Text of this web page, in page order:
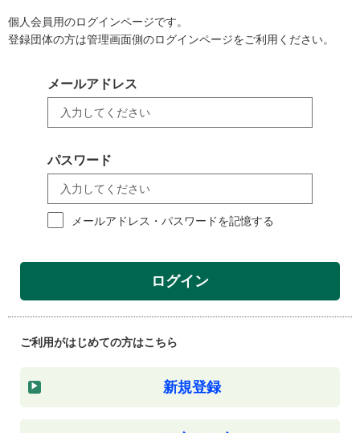
個人会員用のログインページです。
登録団体の方は管理画面側のログインページをご利用ください。
メールアドレス
パスワード
メールアドレス・パスワードを記憶する
ログイン
ご利用がはじめての方はこちら
新規登録